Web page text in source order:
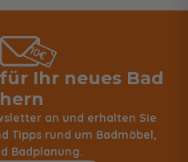
Ihr neues Bad
an und erhalten Sie
Tipps rund um Badmöbel,
Badplanung.